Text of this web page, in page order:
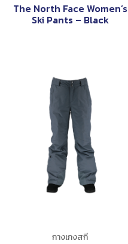
The North Face Women’s
Ski Pants – Black
กางเกงสกี